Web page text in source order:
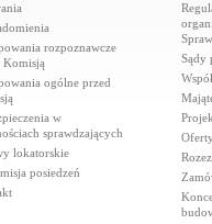
rozpoznawcze
Komisją
ogólne przed
w
sprawdzających
lokatorskie
posiedzeń
Sądy